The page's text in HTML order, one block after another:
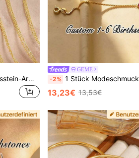
1 Stück Familien-Geburtsstein-Armband, personalisiertes Geschenk, Geburtsstein-Schmuck für Mütter, Geschenk für Mama, Geburtstagsgeschenk, elegantes rechteckiges Geburtsstein-Armband, personalisiertes Geschenk für sie, Damenarmband, Goldarmband
GEME
-2% 1 Stück Modeschmuck Armband, anpassbarer Geburtsstein, Damenarmband, Muttertagsgeschenk, Brautjungferngeschenk, Damenschmuck, personalisierter Namensring, Strandschmuck für Frauen, Strandaccessoires für Frauen, Partyschmuck,
13,23€ 13,53€